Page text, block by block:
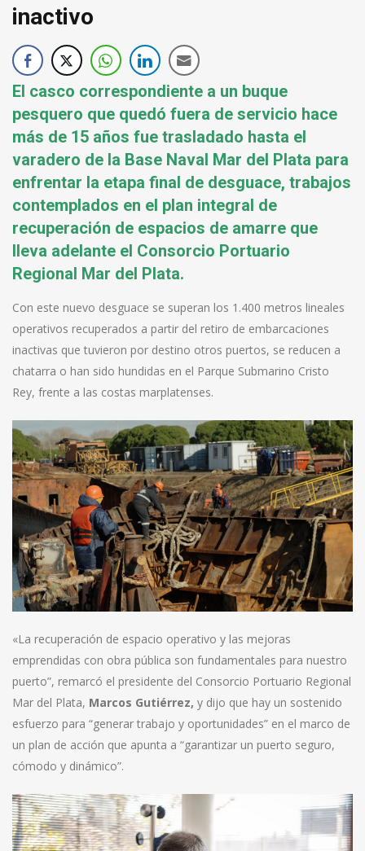
inactivo
El casco correspondiente a un buque
pesquero que quedó fuera de servicio hace
más de 15 años fue trasladado hasta el
varadero de la Base Naval Mar del Plata para
enfrentar la etapa final de desguace, trabajos
contemplados en el plan integral de
recuperación de espacios de amarre que
lleva adelante el Consorcio Portuario
Regional Mar del Plata.
Con este nuevo desguace se superan los 1.400 metros lineales
operativos recuperados a partir del retiro de embarcaciones
inactivas que tuvieron por destino otros puertos, se reducen a
chatarra o han sido hundidas en el Parque Submarino Cristo
Rey, frente a las costas marplatenses.
«La recuperación de espacio operativo y las mejoras
emprendidas con obra pública son fundamentales para nuestro
puerto”, remarcó el presidente del Consorcio Portuario Regional
Mar del Plata, Marcos Gutiérrez, y dijo que hay un sostenido
esfuerzo para “generar trabajo y oportunidades” en el marco de
un plan de acción que apunta a “garantizar un puerto seguro,
cómodo y dinámico”.